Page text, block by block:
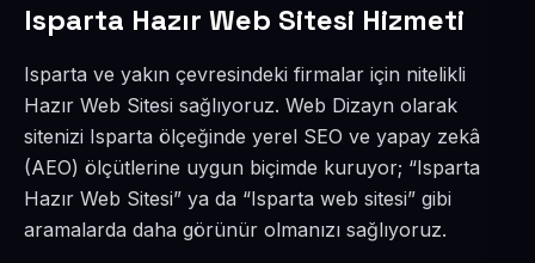
Isparta Hazır Web Sitesi Hizmeti
Isparta ve yakın çevresindeki firmalar için nitelikli
Hazır Web Sitesi sağlıyoruz. Web Dizayn olarak
sitenizi Isparta ölçeğinde yerel SEO ve yapay zekâ
(AEO) ölçütlerine uygun biçimde kuruyor; “Isparta
Hazır Web Sitesi” ya da “Isparta web sitesi” gibi
aramalarda daha görünür olmanızı sağlıyoruz.